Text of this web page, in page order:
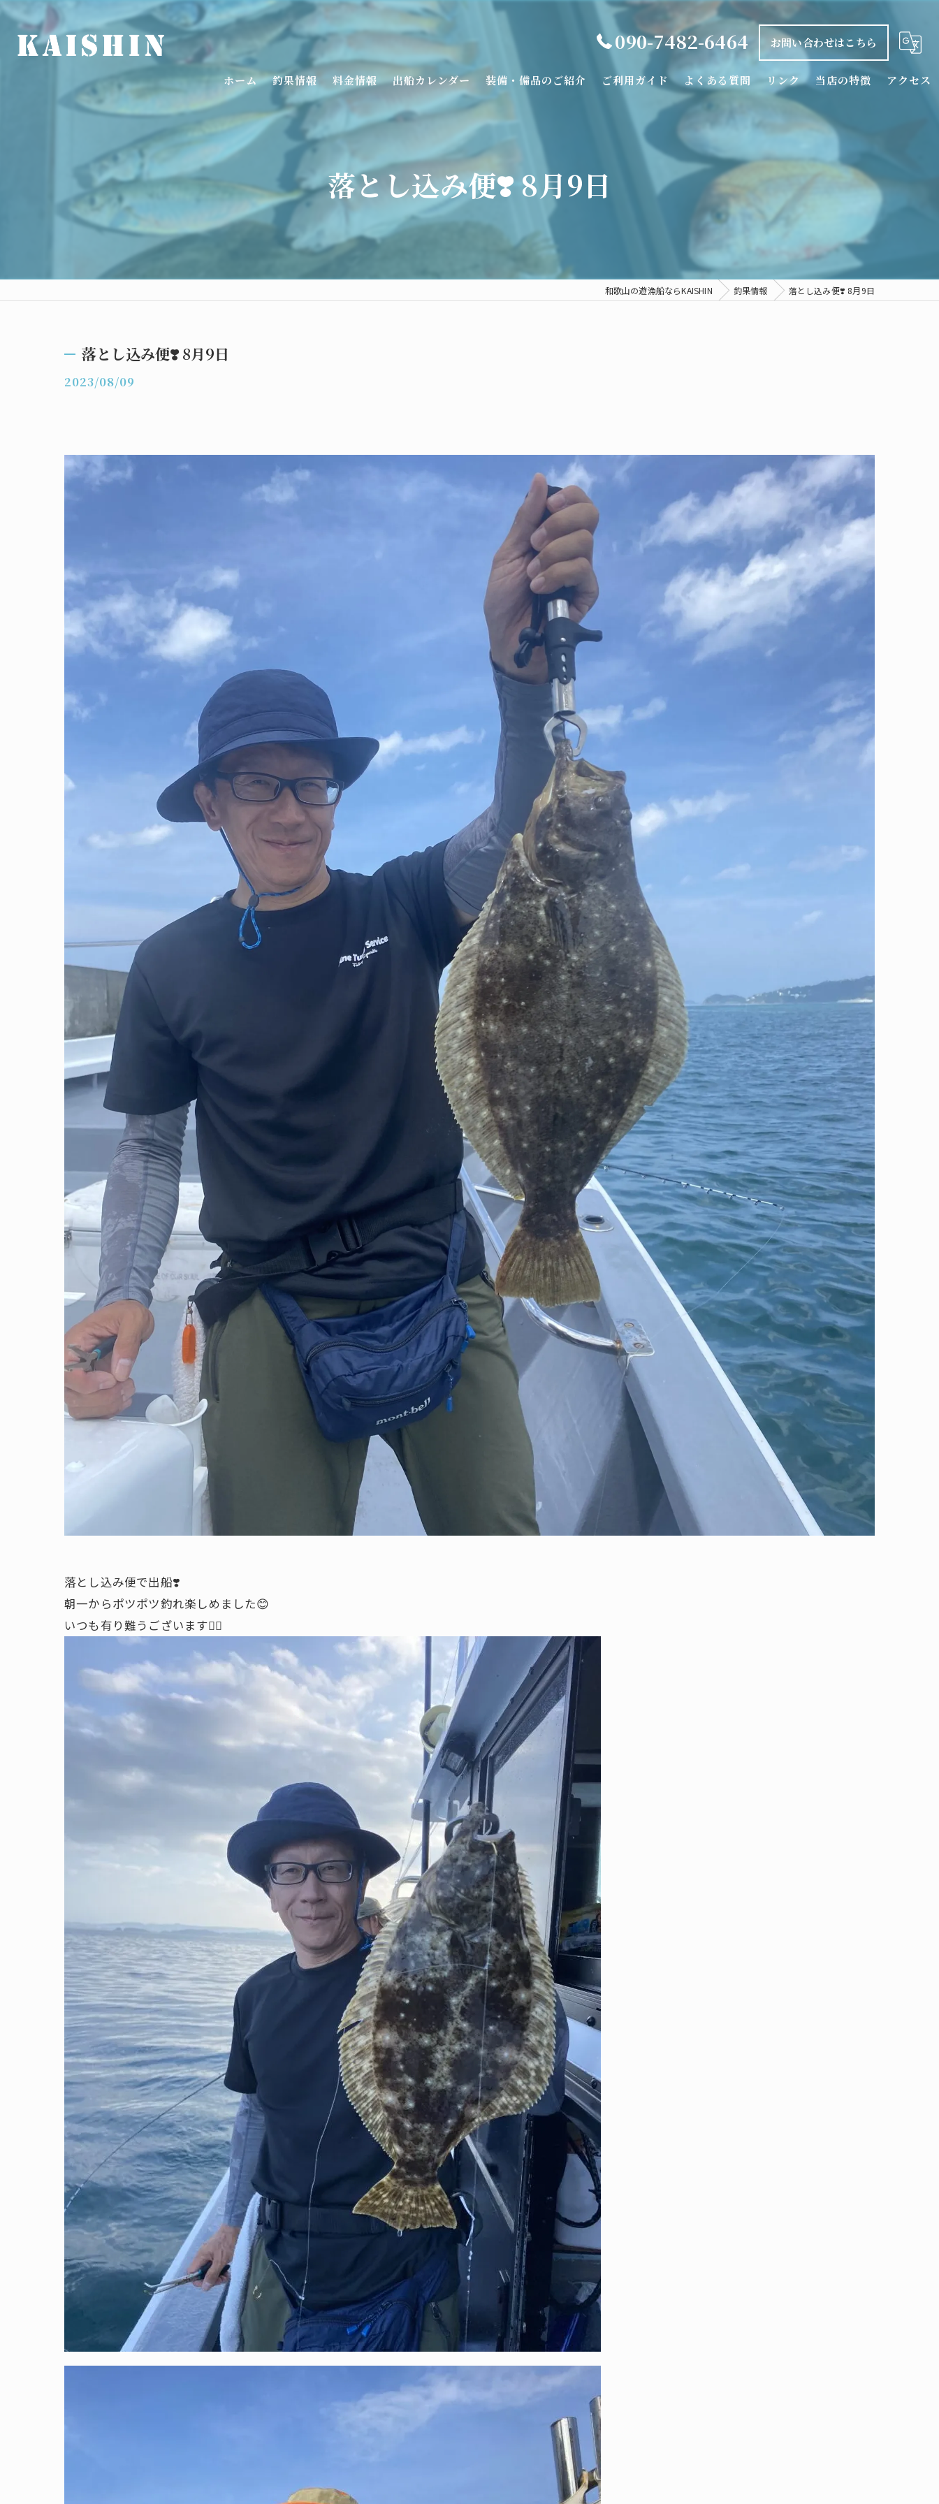
090-7482-6464 お問い合わせはこちら
ホーム 釣果情報 料金情報 出船カレンダー 装備・備品のご紹介 ご利用ガイド よくある質問 リンク 当店の特徴
釣り船
タイラバ
シロアマダイ
アクセス
落とし込み便❣️ 8月9日
和歌山の遊漁船ならKAISHIN 釣果情報 落とし込み便❣️ 8月9日
落とし込み便❣️ 8月9日
2023/08/09
落とし込み便で出船❣️
朝一からポツポツ釣れ楽しめました😊
いつも有り難うございます🙇‍♂️